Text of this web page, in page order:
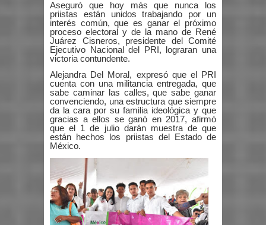
Aseguró que hoy más que nunca los
priistas están unidos trabajando por un
interés común, que es ganar el próximo
proceso electoral y de la mano de René
Juárez Cisneros, presidente del Comité
Ejecutivo Nacional del PRI, lograran una
victoria contundente.
Alejandra Del Moral, expresó que el PRI
cuenta con una militancia entregada, que
sabe caminar las calles, que sabe ganar
convenciendo, una estructura que siempre
da la cara por su familia ideológica y que
gracias a ellos se ganó en 2017, afirmó
que el 1 de julio darán muestra de que
están hechos los priistas del Estado de
México.